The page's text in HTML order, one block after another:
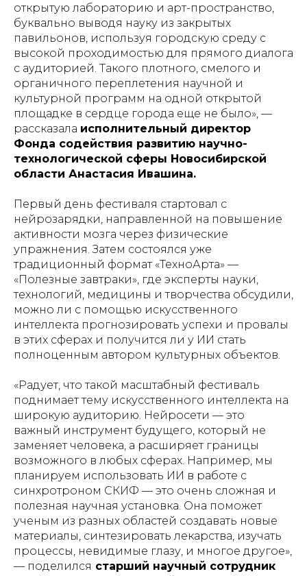
открытую лабораторию и арт-пространство,
буквально выводя науку из закрытых
павильонов, используя городскую среду с
высокой проходимостью для прямого диалога
с аудиторией. Такого плотного, смелого и
органичного переплетения научной и
культурной программ на одной открытой
площадке в сердце города еще не было», —
рассказала исполнительный директор
Фонда содействия развитию научно-
технологической сферы Новосибирской
области Анастасия Ивашина.
Первый день фестиваля стартовал с
нейрозарядки, направленной на повышение
активности мозга через физические
упражнения. Затем состоялся уже
традиционный формат «ТехноАрта» —
«Полезные завтраки», где эксперты науки,
технологий, медицины и творчества обсудили,
можно ли с помощью искусственного
интеллекта прогнозировать успехи и провалы
в этих сферах и получится ли у ИИ стать
полноценным автором культурных объектов.
«Радует, что такой масштабный фестиваль
поднимает тему искусственного интеллекта на
широкую аудиторию. Нейросети — это
важный инструмент будущего, который не
заменяет человека, а расширяет границы
возможного в любых сферах. Например, мы
планируем использовать ИИ в работе с
синхротроном СКИФ — это очень сложная и
полезная научная установка. Она поможет
ученым из разных областей создавать новые
материалы, синтезировать лекарства, изучать
процессы, невидимые глазу, и многое другое»,
— поделился старший научный сотрудник